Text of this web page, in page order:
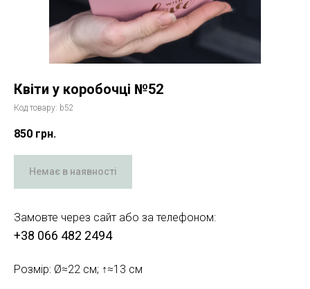
Квіти у коробочці №52
Код товару: b52
850 грн.
Немає в наявності
Замовте через сайт або за телефоном:
+38 066 482 2494
Розмір: Ø≈22 см; ↑≈13 см